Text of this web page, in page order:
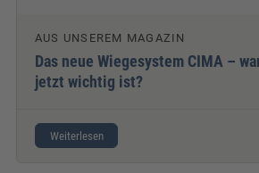
AUS UNSEREM MAGAZIN
Das neue Wiegesystem CIMA –
jetzt wichtig ist?
Weiterlesen